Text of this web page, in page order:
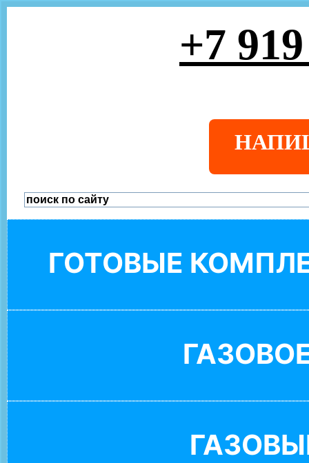
+7
ГОТОВЫЕ